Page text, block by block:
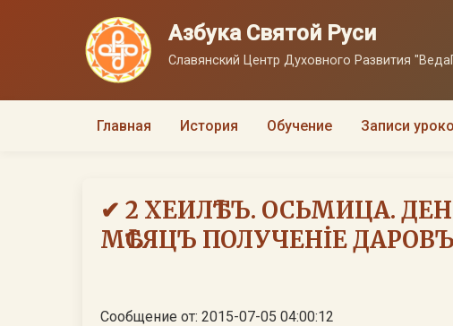
Азбука Святой Руси
Славянский Центр Духовного Развития
Главная История Обучение Записи
✔ 2 ХЕИЛѢТЪ. ОСЬМИЦА.
МѢСЯЦЪ ПОЛУЧЕНİЕ ДАРОВЪ
Сообщение от: 2015-07-05 04:00:12